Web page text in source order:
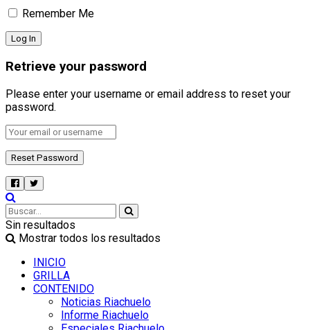
Remember Me
Retrieve your password
Please enter your username or email address to reset your
password.
Sin resultados
Mostrar todos los resultados
INICIO
GRILLA
CONTENIDO
Noticias Riachuelo
Informe Riachuelo